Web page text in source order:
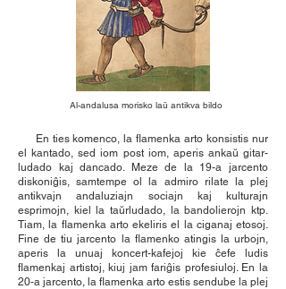
Al-andalusa morisko laŭ antikva bildo
En ties komenco, la flamenka arto konsistis nur
el kantado, sed iom post iom, aperis ankaŭ gitar-
ludado kaj dancado. Meze de la 19-a jarcento
diskoniĝis, samtempe ol la admiro rilate la plej
antikvajn andaluziajn sociajn kaj kulturajn
esprimojn, kiel la taŭrludado, la bandolierojn ktp.
Tiam, la flamenka arto ekeliris el la ciganaj etosoj.
Fine de tiu jarcento la flamenko atingis la urbojn,
aperis la unuaj koncert-kafejoj kie ĉefe ludis
flamenkaj artistoj, kiuj jam fariĝis profesiuloj. En la
20-a jarcento, la flamenka arto estis sendube la plej